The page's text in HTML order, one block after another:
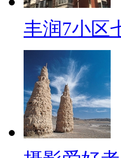
丰润7小区